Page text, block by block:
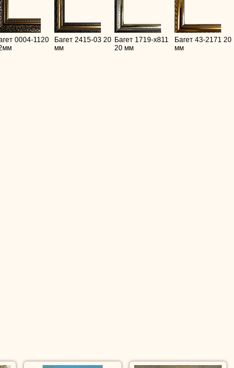
0004-1120
Багет 2415-03 20
мм
Багет 1719-x811
20 мм
Багет 43-2171 20
мм